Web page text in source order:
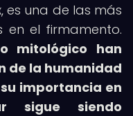
es una de las más
en el firmamento.
mitológico han
de la humanidad
importancia en
sigue siendo